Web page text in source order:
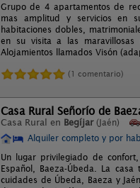
Grupo de 4 apartamentos de
mas amplitud y servicios en
habitaciones dobles,
en su visita a las maravillosas
Alojamientos llamados Visón
(1 comentario)
Casa Rural Señorío de
Casa Rural en Begíjar (Jaén)
Alquiler completo y por
Un lugar privilegiado de
Español, Baeza-Úbeda. La
cuidades de Úbeda, Baeza y